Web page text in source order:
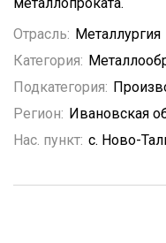
Отрасль: Металлургия
Категория:
Подкатегория:
Регион: Ивановская
Нас. пункт: с. Ново-